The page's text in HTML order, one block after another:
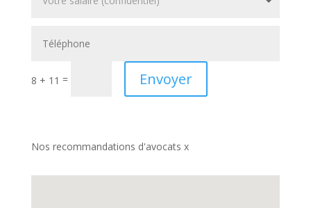
8 + 11 = Envoyer
Nos recommandations d'avocats x